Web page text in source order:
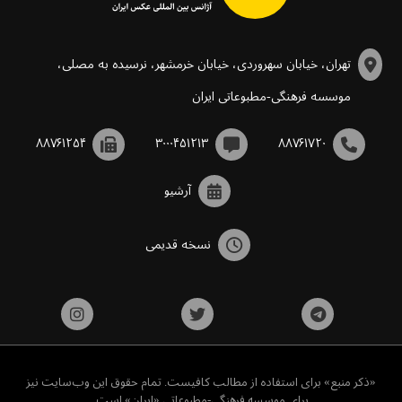
تهران، خیابان سهروردی، خیابان خرمشهر، نرسیده به مصلی،
موسسه فرهنگی-مطبوعاتی ایران
۸۸۷۶۱۷۲۰ ۳۰۰۰۴۵۱۲۱۳ ۸۸۷۶۱۲۵۴
آرشیو
نسخه قدیمی
«ذکر منبع» برای استفاده از مطالب کافیست. تمام حقوق این وب‌سایت نیز